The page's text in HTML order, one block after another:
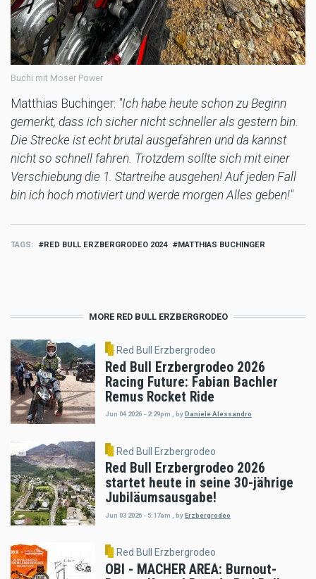
Buchi mit Moser Power
Matthias Buchinger: "Ich habe heute schon zu Beginn
gemerkt, dass ich sicher nicht schneller als gestern bin.
Die Strecke ist echt brutal ausgefahren und da kannst
nicht so schnell fahren. Trotzdem sollte sich mit einer
Verschiebung die 1. Startreihe ausgehen! Auf jeden Fall
bin ich hoch motiviert und werde morgen Alles geben!"
TAGS RED BULL ERZBERGRODEO 2024 MATTHIAS BUCHINGER
MORE RED BULL ERZBERGRODEO
Red Bull Erzbergrodeo
Red Bull Erzbergrodeo 2026
Racing Future: Fabian Bachler
Remus Rocket Ride
Jun 04 2026 - 2:29pm byDaniele Alessandro
Red Bull Erzbergrodeo
Red Bull Erzbergrodeo 2026
startet heute in seine 30-jährige
Jubiläumsausgabe!
Jun 03 2026 - 5:17am byErzbergrodeo
Red Bull Erzbergrodeo
OBI - MACHER AREA: Burnout-